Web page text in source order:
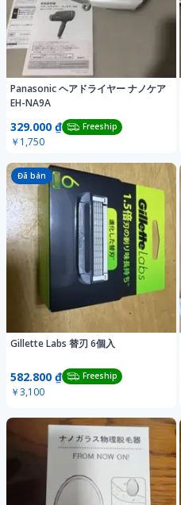
Panasonic ヘアドライヤー ナノケア
EH-NA9A
329.000 ₫ Freeship
￥1,750
Đã bán
Gillette Labs 替刃 6個入
582.800 ₫ Freeship
￥3,100